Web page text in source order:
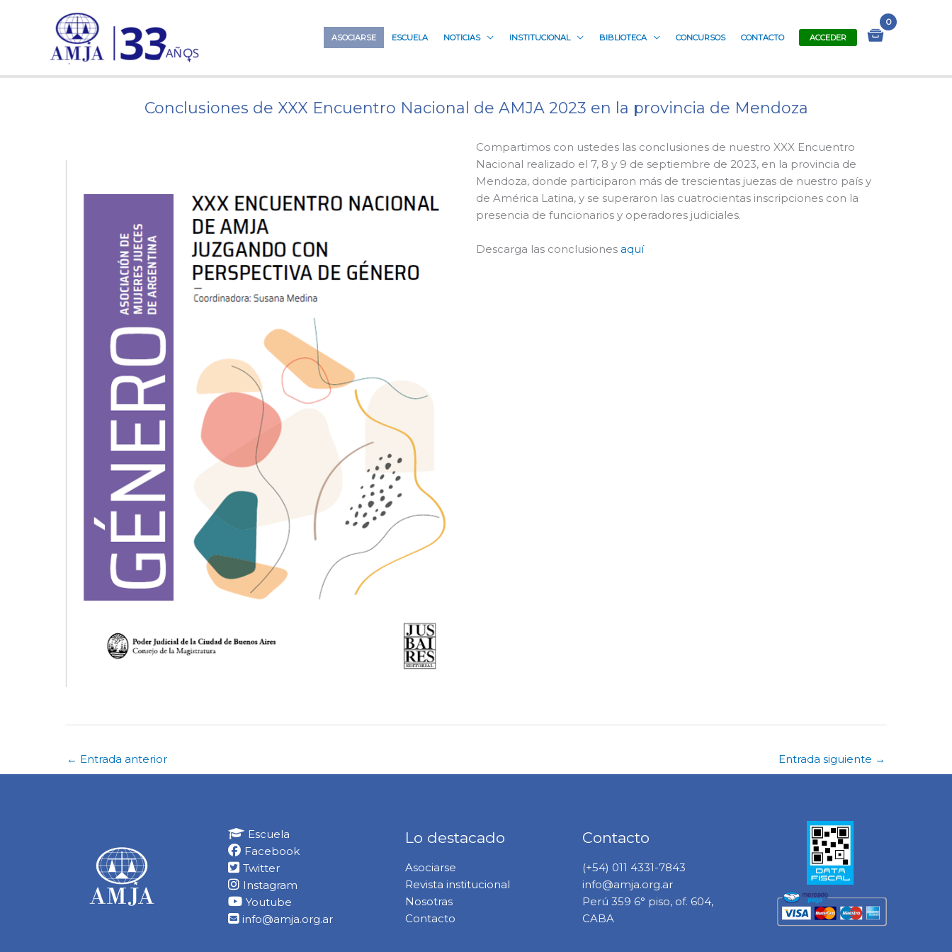
ASOCIARSE ESCUELA NOTICIAS INSTITUCIONAL BIBLIOTECA CONCURSOS CONTACTO ACCEDER
Conclusiones de XXX Encuentro Nacional de AMJA 2023 en la provincia de Mendoza
Compartimos con ustedes las conclusiones de nuestro XXX Encuentro
Nacional realizado el 7, 8 y 9 de septiembre de 2023, en la provincia de
Mendoza, donde participaron más de trescientas juezas de nuestro país y
de América Latina, y se superaron las cuatrocientas inscripciones con la
presencia de funcionarios y operadores judiciales.
Descarga las conclusiones aquí
← Entrada anterior Entrada siguiente →
Escuela
Facebook
Twitter
Instagram
Youtube
info@amja.org.ar
Lo destacado
Asociarse
Revista institucional
Nosotras
Contacto
Contacto
(+54) 011 4331-7843
info@amja.org.ar
Perú 359 6° piso, of. 604,
CABA